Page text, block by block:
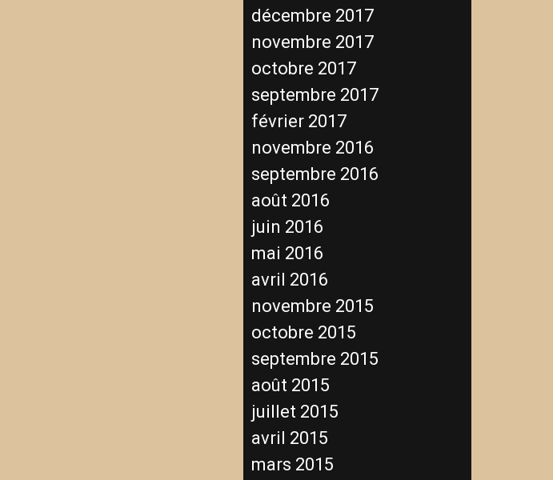
décembre 2017
novembre 2017
octobre 2017
septembre 2017
février 2017
novembre 2016
septembre 2016
août 2016
juin 2016
mai 2016
avril 2016
novembre 2015
octobre 2015
septembre 2015
août 2015
juillet 2015
avril 2015
mars 2015